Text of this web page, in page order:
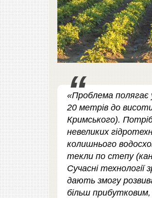
«Проблема полягає
20 метрів до висоти
Кримського).
невеликих
колишнього
текли по степу
Сучасні
дають змогу
більш